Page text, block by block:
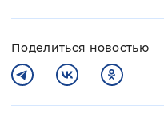
Поделиться новостью